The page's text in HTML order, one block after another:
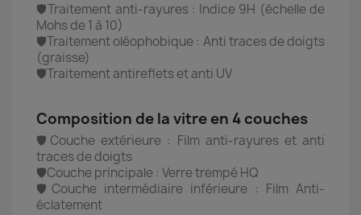
🛡️Traitement anti-rayures : Indice 9H (échelle de
Mohs de 1 à 10)
🛡️Traitement oléophobique : Anti traces de doigts
(graisse)
🛡️Traitement antireflets et anti UV
Composition de la vitre en 4 couches
🛡️Couche extérieure : Film anti-rayures et anti
traces de doigts
🛡️Couche principale : Verre trempé HQ
🛡️Couche intermédiaire inférieure : Film Anti-
éclatement